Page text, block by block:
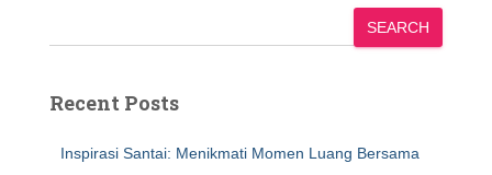
SEARCH
Recent Posts
Inspirasi Santai: Menikmati Momen Luang Bersama